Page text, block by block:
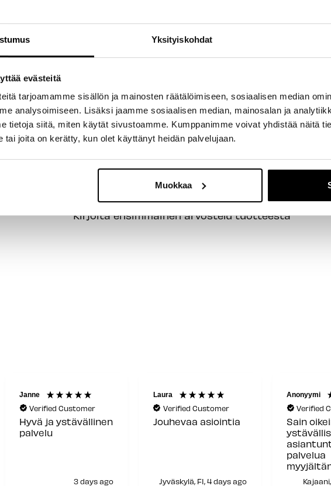
Yksityiskohdat
evästeitä
tarjoamamme sisällön ja mainosten räätälöimiseen, sosiaalisen median
analysoimiseen. Lisäksi jaamme sosiaalisen median, mainosalan ja
tietoja siitä, miten käytät sivustoamme. Kumppanimme voivat yhdistää näitä
tai joita on kerätty, kun olet käyttänyt heidän palvelujaan.
Muokkaa
- Tuotteesta ei ole vielä arvosteluja -
Kirjoita ensimmäinen arvostelu tuotteesta
Janne
Verified Customer
Hyvä ja ystävällinen
palvelu
3 days ago
Laura
Verified Customer
Jouhevaa asiointia
Jyväskylä, FI, 4 days ago
Anonyymi
Verified
Sain
palvelua
siitä!